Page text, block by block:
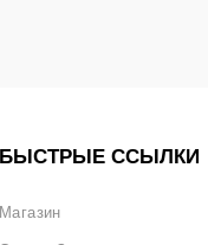
БЫСТРЫЕ ССЫЛКИ
Магазин